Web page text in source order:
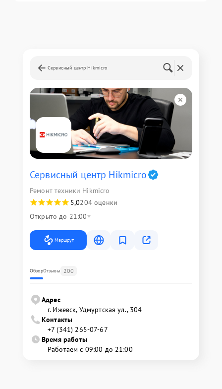
Сервисный центр Hikmicro
Сервисный центр Hikmicro
Ремонт техники Hikmicro
5,0204 оценки
Открыто до 21:00
Маршрут
ОбзорОтзывы 200
Адрес
г. Ижевск, Удмуртская ул., 304
Контакты
+7 (341) 265-07-67
Время работы
Работаем с 09:00 до 21:00